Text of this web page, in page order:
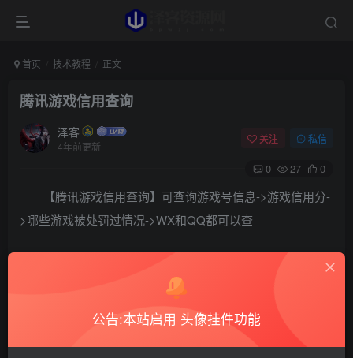
首页 技术教程 正文
腾讯游戏信用查询
泽客
4年前更新
关注 私信
0 27 0
【腾讯游戏信用查询】可查询游戏号信息->游戏信用分-
>哪些游戏被处罚过情况->WX和QQ都可以查
https://credit.gamesafe.qq.com/static/gamecredit/index.htm
公告:本站启用 头像挂件功能